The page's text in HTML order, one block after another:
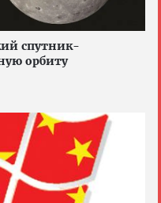
спутник-
орбиту